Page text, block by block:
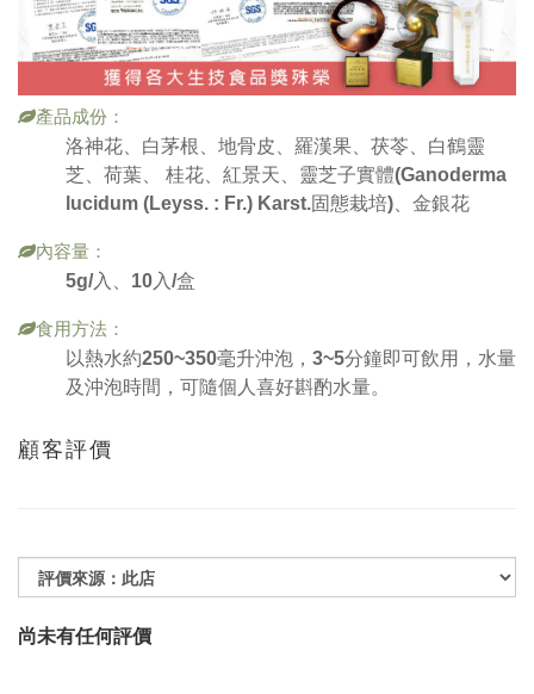
產品成份：
洛神花、白茅根、地骨皮、羅漢果、茯苓、白鶴靈
芝、荷葉、 桂花、紅景天、靈芝子實體(Ganoderma
lucidum (Leyss. : Fr.) Karst.固態栽培)、金銀花
內容量：
5g/入、10入/盒
食用方法：
以熱水約250~350毫升沖泡，3~5分鐘即可飲用，水量
及沖泡時間，可隨個人喜好斟酌水量。
顧客評價
尚未有任何評價